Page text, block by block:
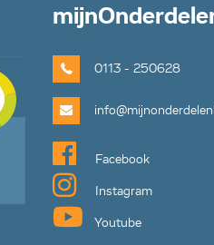
mijn
0113 - 250628
Facebook
Instagram
Youtube